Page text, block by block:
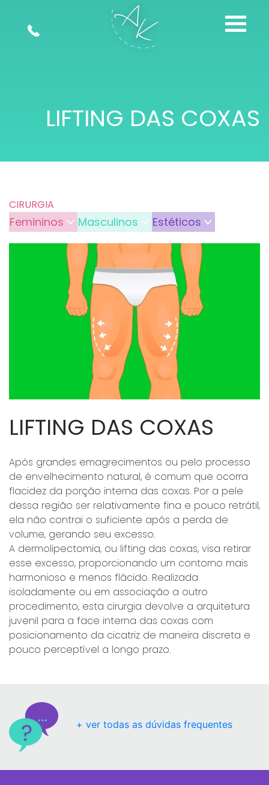
LIFTING DAS COXAS
CIRURGIA
Femininos Masculinos Estéticos
LIFTING DAS COXAS
Após grandes emagrecimentos ou pelo processo
de envelhecimento natural, é comum que ocorra
flacidez da porção interna das coxas. Por a pele
dessa região ser relativamente fina e pouco retrátil,
ela não contrai o suficiente após a perda de
volume, gerando seu excesso.
A dermolipectomia, ou lifting das coxas, visa retirar
esse excesso, proporcionando um contorno mais
harmonioso e menos flácido. Realizada
isoladamente ou em associação a outro
procedimento, esta cirurgia devolve a arquitetura
juvenil para a face interna das coxas com
posicionamento da cicatriz de maneira discreta e
pouco perceptível a longo prazo.
+ ver todas as dúvidas frequentes